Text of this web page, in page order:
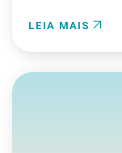
LEIA MAIS